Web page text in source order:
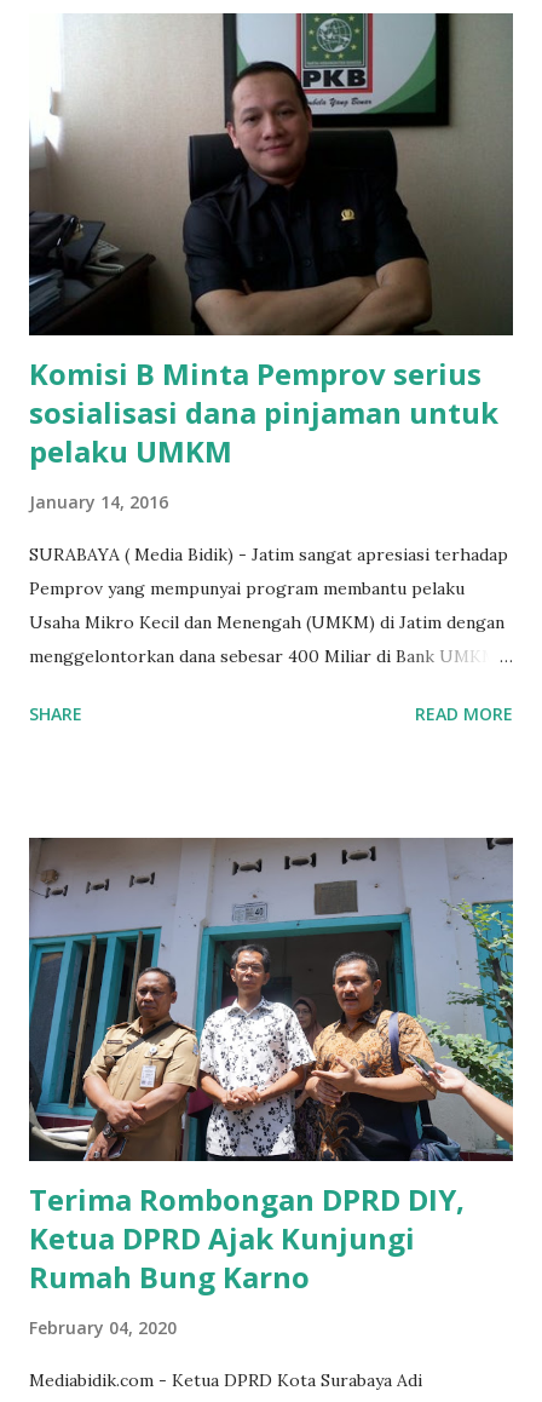
Mujib menambahkan, akhirnya terpaksa ortu nya pinjam
uang tetangga 500 ribu, agar anaknya bisa ikut ujian.
"Kasihan dia sudah tidak punya ayah, ibunya saudara saya,
kerja sebagai pembantu rumah tangga. Tolong dibantu mas,
agar uang bisa kembali,"ungkapnya. Perihal adanya
penarikan uang iuran untuk pembangunan gedung sekolah,
dibenarkan oleh Atika Fadhilah siswa kelas XI saat
diwawancarai. "Benar, bilangnya wajib Rp 1,5 juta dan waktu
terakh...
Komisi B Minta Pemprov serius
sosialisasi dana pinjaman untuk
pelaku UMKM
January 14, 2016
SURABAYA ( Media Bidik) - Jatim sangat apresiasi terhadap
Pemprov yang mempunyai program membantu pelaku
Usaha Mikro Kecil dan Menengah (UMKM) di Jatim dengan
menggelontorkan dana sebesar 400 Miliar di Bank UMKM
UMKM di Jatim. Namun Chusainuddin,S.Sos Anggota Komisi
yang sebenarnya ada dana pinjaman lunak untuk mereka. "
Ketika saya menjalankan Reses di Blitar,Kediri dan
Tulungagung , banyak masyarakat sana tak mengetahui ada
dana pinjaman lunak di Bank UMKM untuk para pelaku
UMKM, karena sebenarnya jika Pemprov serius
memberikan sosialisasi sampai ke tingkat desa,maka saya
yakin masyarakat sangat senang sekali," ucap pria yang
akrab dipanggil Gus Udin tersebut. Apalagi menyambut
MEA, seharusnya pelaku UMKM sudah mengerti kalau ada
dana pinjaman unt...
SHARE READ MORE
Terima Rombongan DPRD DIY,
Ketua DPRD Ajak Kunjungi
Rumah Bung Karno
February 04, 2020
Mediabidik.com - Ketua DPRD Kota Surabaya Adi